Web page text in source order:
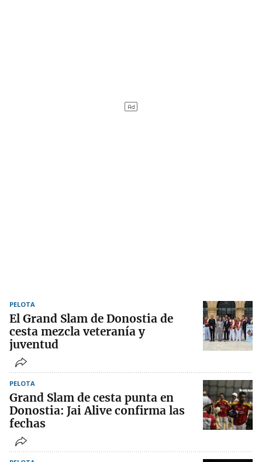
PELOTA
El Grand Slam de Donostia de
cesta mezcla veteranía y
juventud
PELOTA
Grand Slam de cesta punta en
Donostia: Jai Alive confirma las
fechas